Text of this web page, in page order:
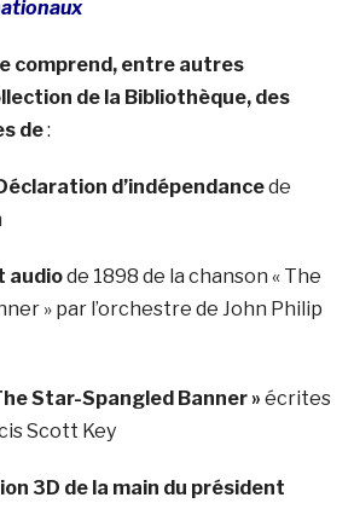
comprend, entre autres
de la Bibliothèque, des
de:
d’indépendancede
audiode 1898 de la chanson « The
» par l’orchestre de John Philip
Star-Spangled Banner » écrites
Scott Key
3D de la main du président